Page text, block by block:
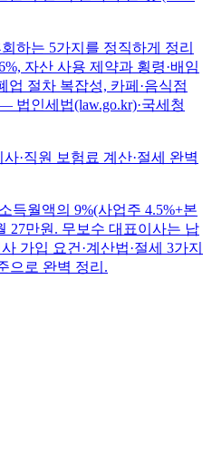
하는 5가지를 정직하게 정리
자산 사용 제약과 횡령·배임
업 절차 복잡성, 카페·음식점
법인세법(law.go.kr)·국세청
·직원 보험료 계산·절세 완벽
득월액의 9%(사업주 4.5%+본
27만원. 무보수 대표이사는 납
가입 요건·계산법·절세 3가지
으로 완벽 정리.